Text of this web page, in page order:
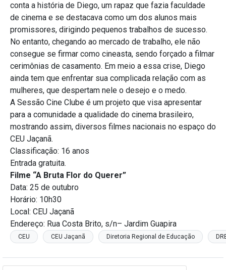
conta a história de Diego, um rapaz que fazia faculdade
de cinema e se destacava como um dos alunos mais
promissores, dirigindo pequenos trabalhos de sucesso.
No entanto, chegando ao mercado de trabalho, ele não
consegue se firmar como cineasta, sendo forçado a filmar
cerimônias de casamento. Em meio a essa crise, Diego
ainda tem que enfrentar sua complicada relação com as
mulheres, que despertam nele o desejo e o medo.
A Sessão Cine Clube é um projeto que visa apresentar
para a comunidade a qualidade do cinema brasileiro,
mostrando assim, diversos filmes nacionais no espaço do
CEU Jaçanã.
Classificação: 16 anos
Entrada gratuita.
Filme “A Bruta Flor do Querer”
Data: 25 de outubro
Horário: 10h30
Local: CEU Jaçanã
Endereço: Rua Costa Brito, s/n– Jardim Guapira
CEU CEU Jaçanã Diretoria Regional de Educação